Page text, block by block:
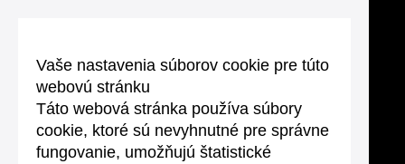
Vaše nastavenia súborov cookie pre túto
webovú stránku
Táto webová stránka používa súbory
cookie, ktoré sú nevyhnutné pre správne
fungovanie, umožňujú štatistické